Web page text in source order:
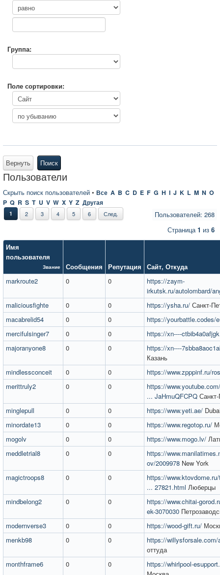
Группа:
Поле сортировки:
Вернуть Поиск
Пользователи
Скрыть поиск пользователей • Все A B C D E F G H I J K L M N O
P Q R S T U V W X Y Z Другая
Пользователей: 268
1 2 3 4 5 6 След.
Страница1 из 6
Имя
пользователя
Звание Сообщения Репутация Сайт, Откуда
markroute2
0 0
https://zaym-
irkutsk.ru/autolombard/
maliciousfighte
0 0 https://ysha.ru/ Санкт-
macabrelid54
0 0
https://yourbattle.codes/
mercifulsinger7
0 0
https://xn----
majoranyone8
0 0
https://xn----
Казань
mindlessconceit
0 0
https://www.zpppinf.ru/
merittruly2
0 0
https://
... JaHmuQFCPQ
minglepull
0 0 https://www.yeti.ae/
minordate13
0 0 https://www.regotop.ru/
mogolv
0 0 https://www.mogo.lv/
meddletrial8
0 0
https://
ov/2009978 New York
magictroops8
0 0
https://
... 27821.html Люберцы
mindbelong2
0 0
https://www.chitai-
ek-3070030
modernverse3
0 0 https://wood-gift.ru/
menkb98
0 0
https://willysforsale.com/
оттуда
monthframe6
0 0
https://whirlpool-